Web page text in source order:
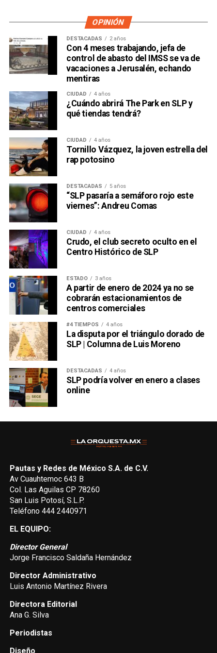
OPINIÓN
DESTACADAS 2 años
Con 4 meses trabajando, jefa de
control de abasto del IMSS se va de
vacaciones a Jerusalén, echando
mentiras
CIUDAD 4 años
¿Cuándo abrirá The Park en SLP y
qué tiendas tendrá?
CIUDAD 4 años
Tornillo Vázquez, la joven estrella del
rap potosino
DESTACADAS 5 años
“SLP pasaría a semáforo rojo este
viernes”: Andreu Comas
CIUDAD 4 años
Crudo, el club secreto oculto en el
Centro Histórico de SLP
ESTADO 3 años
A partir de enero de 2024 ya no se
cobrarán estacionamientos de
centros comerciales
#4 TIEMPOS 4 años
La disputa por el triángulo dorado de
SLP | Columna de Luis Moreno
DESTACADAS 4 años
SLP podría volver en enero a clases
online
Pautas y Redes de México S.A. de C.V.
Av Cuauhtemoc 643 B
Col. Las Aguilas CP 78260
San Luis Potosí, S.L.P.
Teléfono 444 2440971
EL EQUIPO:
Director General
Jorge Francisco Saldaña Hernández
Director Administrativo
Luis Antonio Martínez Rivera
Directora Editorial
Ana G. Silva
Periodistas
Diseño